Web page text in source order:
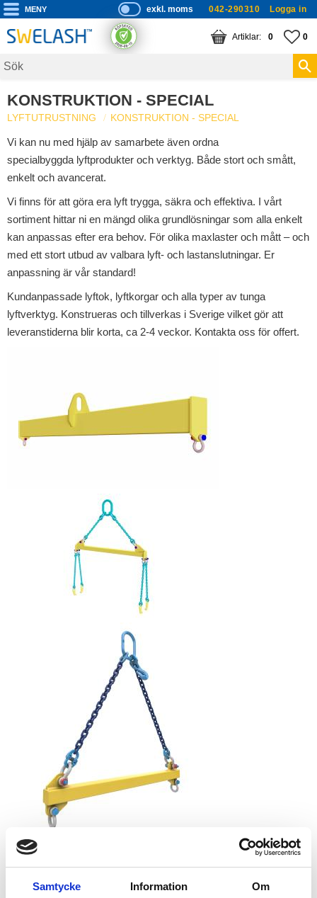
Samtycke Information Om
Meny
P
ri
s
s
a
exkl. moms 042-290310 Logga in
0
KUNDVAGN
ANTAL 0
KONSTRUKTION - SPECIAL
LYFTUTRUSTNING KONSTRUKTION - SPECIAL
Vi kan nu med hjälp av samarbete även ordna
specialbyggda lyftprodukter och verktyg. Både stort och smått,
enkelt och avancerat.
Vi finns för att göra era lyft trygga, säkra och effektiva. I vårt
sortiment hittar ni en mängd olika grundlösningar som alla enkelt
kan anpassas efter era behov. För olika maxlaster och mått – och
med ett stort utbud av valbara lyft- och lastanslutningar. Er
anpassning är vår standard!
Kundanpassade lyftok, lyftkorgar och alla typer av tunga
lyftverktyg. Konstrueras och tillverkas i Sverige vilket gör att
leveranstiderna blir korta, ca 2-4 veckor. Kontakta oss för offert.